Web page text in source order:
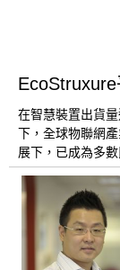
在智慧裝置出貨
下，全球物聯網
展下，已成為多